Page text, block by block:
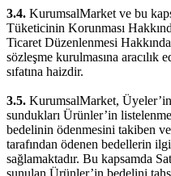
3.4. KurumsalMarket ve bu
Tüketicinin Korunması
Ticaret Düzenlenmesi
sözleşme kurulmasına aracılık
sıfatına haizdir.
3.5. KurumsalMarket,
sundukları Ürünler’in
bedelinin ödenmesini takiben
tarafından ödenen bedellerin
sağlamaktadır. Bu kapsamda